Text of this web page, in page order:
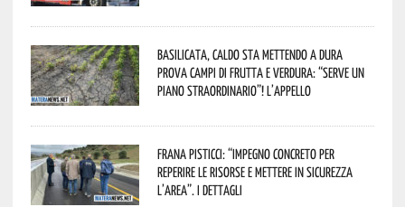
Basilicata, caldo sta mettendo a dura
prova campi di frutta e verdura: “Serve un
piano straordinario”! L’appello
Frana Pisticci: “Impegno concreto per
reperire le risorse e mettere in sicurezza
l’area”. I dettagli